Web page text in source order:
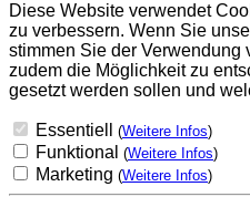
Diese Website verwendet
zu verbessern. Wenn Sie
stimmen Sie der Verwendung
zudem die Möglichkeit zu
gesetzt werden sollen und
Essentiell (Weitere Infos)
Funktional (Weitere Infos)
Marketing (Weitere Infos)